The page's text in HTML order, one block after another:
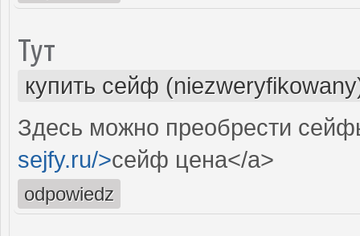
Тут
купить сейф
Здесь можно преобрести
sejfy.ru/>сейф цена</a>
odpowiedz